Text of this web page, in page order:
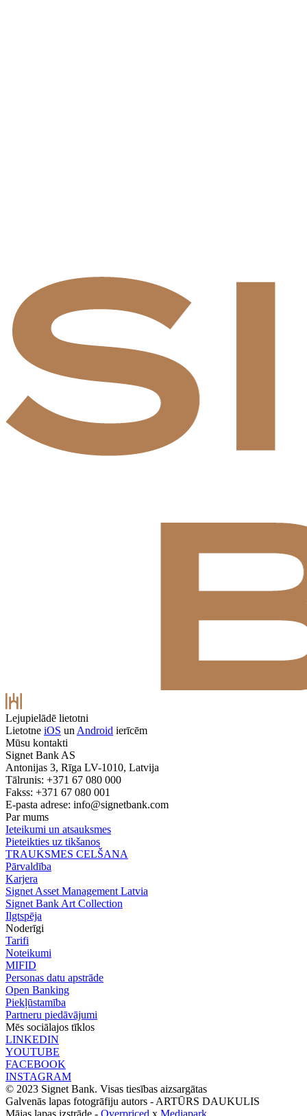
Lejupielādē lietotni
Lietotne iOS un Android ierīcēm
Mūsu kontakti
Signet Bank AS
Antonijas 3, Rīga LV-1010, Latvija
Tālrunis: +371 67 080 000
Fakss: +371 67 080 001
E-pasta adrese: info@signetbank.com
Par mums
Ieteikumi un atsauksmes
Pieteikties uz tikšanos
TRAUKSMES CELŠANA
Pārvaldība
Karjera
Signet Asset Management Latvia
Signet Bank Art Collection
Ilgtspēja
Noderīgi
Tarifi
Noteikumi
MIFID
Personas datu apstrāde
Open Banking
Piekļūstamība
Partneru piedāvājumi
Mēs sociālajos tīklos
LINKEDIN
YOUTUBE
FACEBOOK
INSTAGRAM
© 2023 Signet Bank. Visas tiesības aizsargātas
Galvenās lapas fotogrāfiju autors - ARTŪRS DAUKULIS